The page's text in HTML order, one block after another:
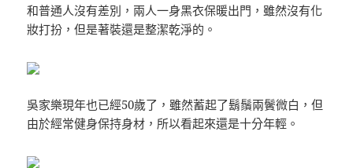
和普通人沒有差別，兩人一身黑衣保暖出門，雖然沒有化
妝打扮，但是著裝還是整潔乾淨的。
吳家樂現年也已經50歲了，雖然蓄起了鬍鬚兩鬢微白，但
由於經常健身保持身材，所以看起來還是十分年輕。